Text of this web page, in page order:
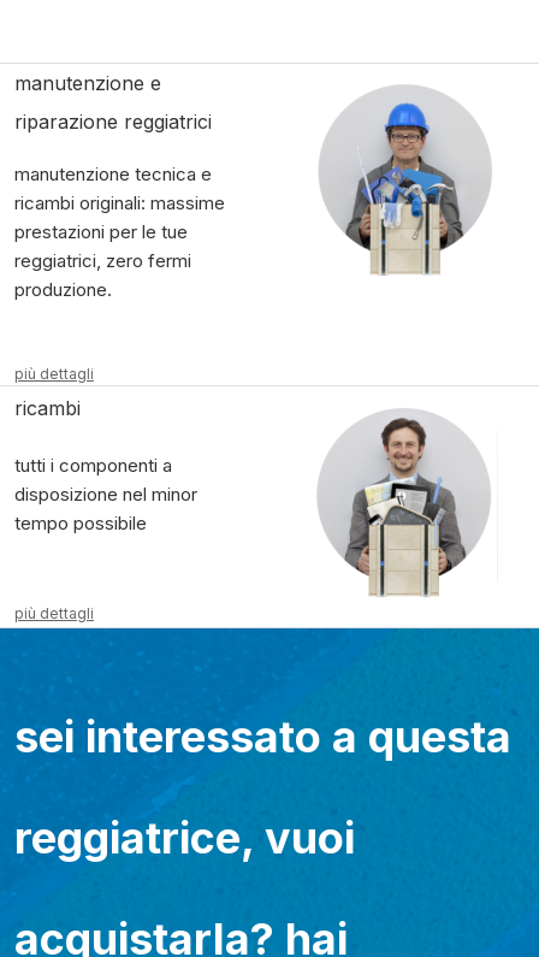
manutenzione e
riparazione reggiatrici
manutenzione tecnica e
ricambi originali: massime
prestazioni per le tue
reggiatrici, zero fermi
produzione.
più dettagli
ricambi
tutti i componenti a
disposizione nel minor
tempo possibile
più dettagli
sei interessato a questa
reggiatrice, vuoi
acquistarla? hai